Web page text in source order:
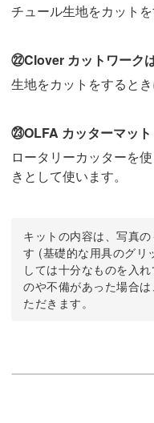
チュール生地をカットを
㉒Clover カットワーク
生地をカットをするとき
㉓OLFA カッターマッ
ロータリーカッターを
きとして使います。
キットの内容は、写真
す (基礎的な用具のグリ
しては十分なものを入
のや不備があった場合
ただきます。